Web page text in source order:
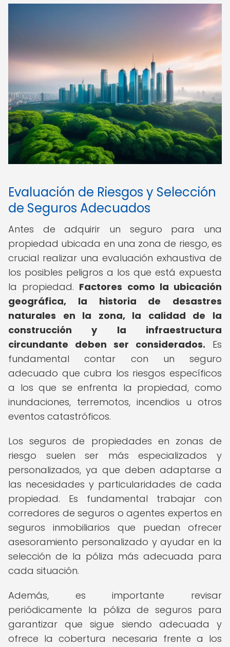
Evaluación de Riesgos y Selección
de Seguros Adecuados
Antes de adquirir un seguro para una
propiedad ubicada en una zona de riesgo, es
crucial realizar una evaluación exhaustiva de
los posibles peligros a los que está expuesta
la propiedad. Factores como la ubicación
geográfica, la historia de desastres
naturales en la zona, la calidad de la
construcción y la infraestructura
circundante deben ser considerados. Es
fundamental contar con un seguro
adecuado que cubra los riesgos específicos
a los que se enfrenta la propiedad, como
inundaciones, terremotos, incendios u otros
eventos catastróficos.
Los seguros de propiedades en zonas de
riesgo suelen ser más especializados y
personalizados, ya que deben adaptarse a
las necesidades y particularidades de cada
propiedad. Es fundamental trabajar con
corredores de seguros o agentes expertos en
seguros inmobiliarios que puedan ofrecer
asesoramiento personalizado y ayudar en la
selección de la póliza más adecuada para
cada situación.
Además, es importante revisar
periódicamente la póliza de seguros para
garantizar que sigue siendo adecuada y
ofrece la cobertura necesaria frente a los